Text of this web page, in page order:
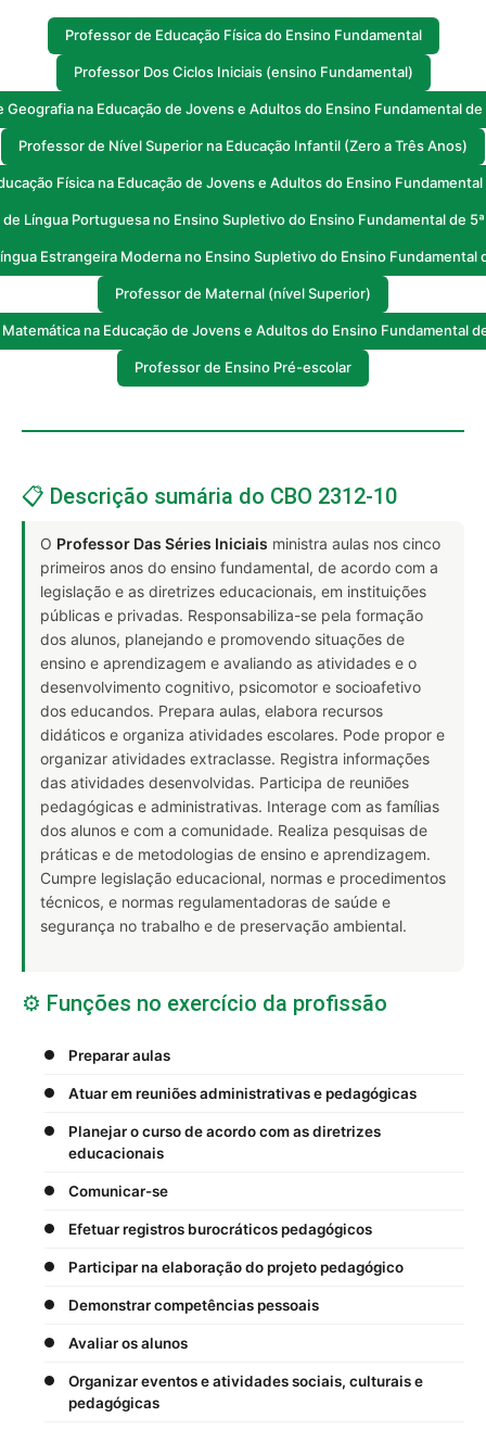
Professor de Educação Física do Ensino Fundamental
Professor Dos Ciclos Iniciais (ensino Fundamental)
Geografia na Educação de Jovens e Adultos do Ensino Fundamental de
Professor de Nível Superior na Educação Infantil (Zero a Três Anos)
Física na Educação de Jovens e Adultos do Ensino Fundamental
Língua Portuguesa no Ensino Supletivo do Ensino Fundamental de 5ª
Estrangeira Moderna no Ensino Supletivo do Ensino Fundamental
Professor de Maternal (nível Superior)
na Educação de Jovens e Adultos do Ensino Fundamental
Professor de Ensino Pré-escolar
📋 Descrição sumária do CBO 2312-10
O Professor Das Séries Iniciais ministra aulas nos cinco
primeiros anos do ensino fundamental, de acordo com a
legislação e as diretrizes educacionais, em instituições
públicas e privadas. Responsabiliza-se pela formação
dos alunos, planejando e promovendo situações de
ensino e aprendizagem e avaliando as atividades e o
desenvolvimento cognitivo, psicomotor e socioafetivo
dos educandos. Prepara aulas, elabora recursos
didáticos e organiza atividades escolares. Pode propor e
organizar atividades extraclasse. Registra informações
das atividades desenvolvidas. Participa de reuniões
pedagógicas e administrativas. Interage com as famílias
dos alunos e com a comunidade. Realiza pesquisas de
práticas e de metodologias de ensino e aprendizagem.
Cumpre legislação educacional, normas e procedimentos
técnicos, e normas regulamentadoras de saúde e
segurança no trabalho e de preservação ambiental.
⚙️ Funções no exercício da profissão
Preparar aulas
Atuar em reuniões administrativas e pedagógicas
Planejar o curso de acordo com as diretrizes
educacionais
Comunicar-se
Efetuar registros burocráticos pedagógicos
Participar na elaboração do projeto pedagógico
Demonstrar competências pessoais
Avaliar os alunos
Organizar eventos e atividades sociais, culturais e
pedagógicas